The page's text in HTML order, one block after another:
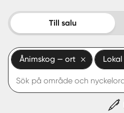
Köpa
Start
Logga in
Till salu
Ånimskog — ort Lokal